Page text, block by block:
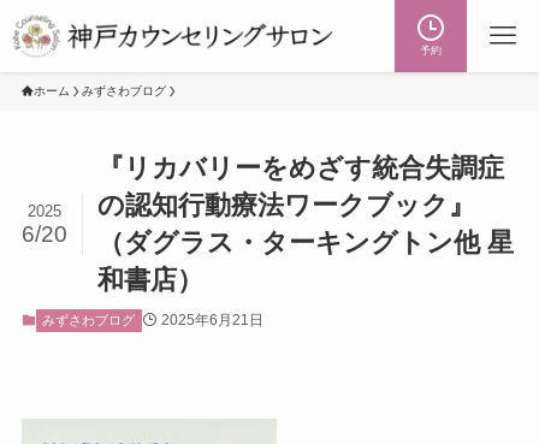
予約
ホーム みずさわブログ
『リカバリーをめざす統合失調症
の認知行動療法ワークブック』
（ダグラス・ターキングトン他 星
和書店）
2025
6/20
みずさわブログ 2025年6月21日